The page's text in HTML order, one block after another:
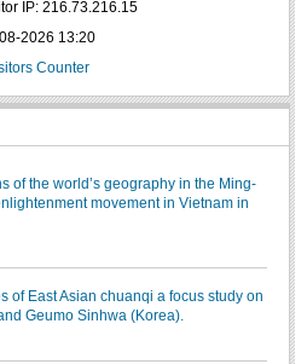
IP: 216.73.216.15
2026 13:20
Counter
of the world’s geography in the Ming-
movement in Vietnam in
of East Asian chuanqi a focus study on
Geumo Sinhwa (Korea).